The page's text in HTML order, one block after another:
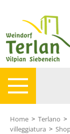
Home > Terlano >
villeggiatura >